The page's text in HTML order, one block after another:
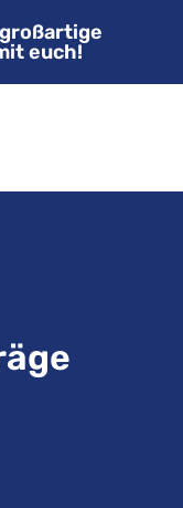
euch!